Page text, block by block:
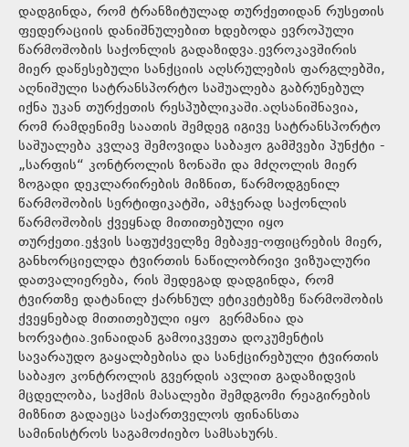
დადგინდა, რომ ტრანზიტულად თურქეთიდან რუსეთის
ფედერაციის დანიშნულებით ხდებოდა ევროპული
წარმოშობის საქონლის გადაზიდვა.ევროკავშირის
მიერ დაწესებული სანქციის აღსრულების ფარგლებში,
აღნიშული სატრანსპორტო საშუალება გაბრუნებულ
იქნა უკან თურქეთის რესპუბლიკაში.აღსანიშნავია,
რომ რამდენიმე საათის შემდეგ იგივე სატრანსპორტო
საშუალება კვლავ შემოვიდა საბაჟო გამშვები პუნქტი -
„სარფის“ კონტროლის ზონაში და მძღოლის მიერ
ზოგადი დეკლარირების მიზნით, წარმოდგენილ
წარმოშობის სერტიფიკატში, ამჯერად საქონლის
წარმოშობის ქვეყნად მითითებული იყო
თურქეთი.ეჭვის საფუძველზე მებაჟე-ოფიცრების მიერ,
განხორციელდა ტვირთის ნაწილობრივი ვიზუალური
დათვალიერება, რის შედეგად დადგინდა, რომ
ტვირთზე დატანილ ქარხნულ ეტიკეტებზე წარმოშობის
ქვეყნებად მითითებული იყო გერმანია და
ხორვატია.ვინაიდან გამოიკვეთა დოკუმენტის
სავარაუდო გაყალბებისა და სანქცირებული ტვირთის
საბაჟო კონტროლის გვერდის ავლით გადაზიდვის
მცდელობა, საქმის მასალები შემდგომი რეაგირების
მიზნით გადაეცა საქართველოს ფინანსთა
სამინისტროს საგამოძიებო სამსახურს.